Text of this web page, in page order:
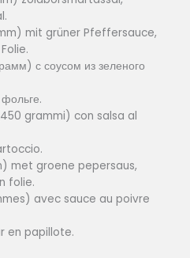
mit grüner Pfeffersauce,
с соусом из зеленого
grammi) con salsa al
met groene pepersaus,
folie.
avec sauce au poivre
en papillote.